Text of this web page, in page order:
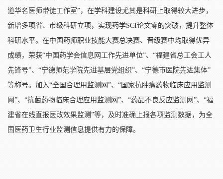
道华名医师带徒工作室”，在学科建设尤其是科研上取得较大进步，
新增多项省、市级科研立项，实现药学SCI论文零的突破，提升整体
科研水平。在中国药师职业技能大赛总决赛、晋级赛中均取得优异
成绩，荣获“中国药学会信息网工作先进单位”、“福建省总工会工人
先锋号”、“宁德师范学院先进基层党组织”、“宁德市医院先进集体”
等称号。加入“全国合理用监测网”、“国家抗肿瘤药物临床应用监测
网”、“抗菌药物临床合理应用监测网”、“药品不良反应监测网”、“福
建省在线直报医改效果监测”等，及时准确上报各项监测数据，为全
国医药卫生行业监测信息提供有力的保障。